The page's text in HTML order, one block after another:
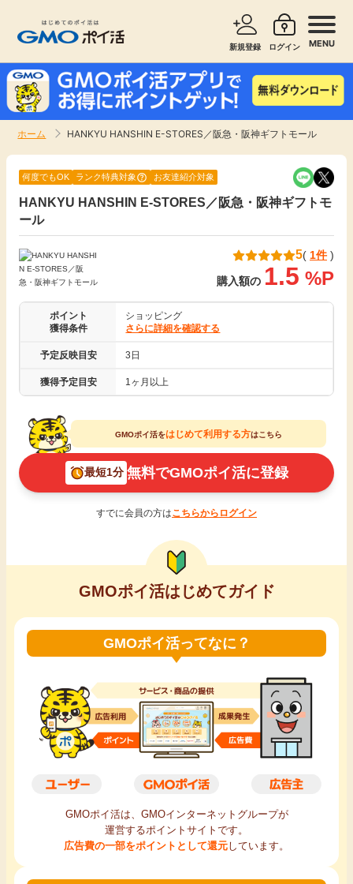
新規登録 ログイン MENU
ホーム HANKYU HANSHIN E-STORES／阪急・阪神ギフトモール
新着
無料
即日還元
アンケート
ゲーム
買い物
お友達紹介
毎日ゲット
GMOポイ活の使い方
サービスで探す ショッピングで探す
無料サービス
エンタメ
クレジットカード
暮らし
引っ越し
買取・査定
学び
進学・教育
月額有料サービス
銀行・金融・投資
何度でもOK ランク特典対象 お友達紹介対象
HANKYU HANSHIN E-STORES／阪急・阪神ギフトモ
ール
5( 1件)
購入額の 1.5 %P
ポイント
獲得条件
ショッピング
さらに詳細を確認する
予定反映目安 3日
獲得予定目安 1ヶ月以上
GMOポイ活をはじめて利用する方はこちら
最短1分 無料でGMOポイ活に登録
すでに会員の方はこちらからログイン
GMOポイ活はじめてガイド
GMOポイ活ってなに？
GMOポイ活は、GMOインターネットグループが
運営するポイントサイトです。
広告費の一部をポイントとして還元しています。